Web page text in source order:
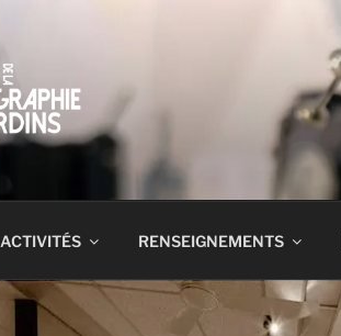
ACTIVITÉS RENSEIGNEMENTS